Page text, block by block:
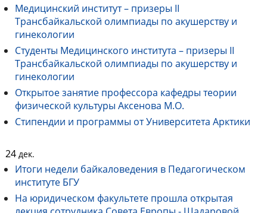
Медицинский институт – призеры II
Трансбайкальской олимпиады по акушерству и
гинекологии
Студенты Медицинского института – призеры II
Трансбайкальской олимпиады по акушерству и
гинекологии
Открытое занятие профессора кафедры теории
физической культуры Аксенова М.О.
Стипендии и программы от Университета Арктики
24 дек.
Итоги недели байкаловедения в Педагогическом
институте БГУ
На юридическом факультете прошла открытая